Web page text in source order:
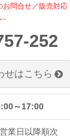
お問合せ／販売対応
252
せはこちら
～17:00
業日以降順次